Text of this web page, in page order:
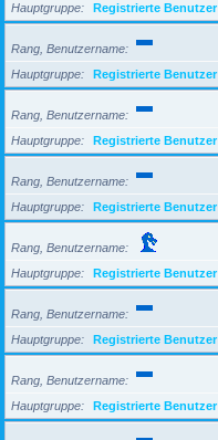
Hauptgruppe
Registrierte Benutzer
Rang, Benutzername
Hauptgruppe
Registrierte Benutzer
Rang, Benutzername
Hauptgruppe
Registrierte Benutzer
Rang, Benutzername
Hauptgruppe
Registrierte Benutzer
Rang, Benutzername
Hauptgruppe
Registrierte Benutzer
Rang, Benutzername
Hauptgruppe
Registrierte Benutzer
Rang, Benutzername
Hauptgruppe
Registrierte Benutzer